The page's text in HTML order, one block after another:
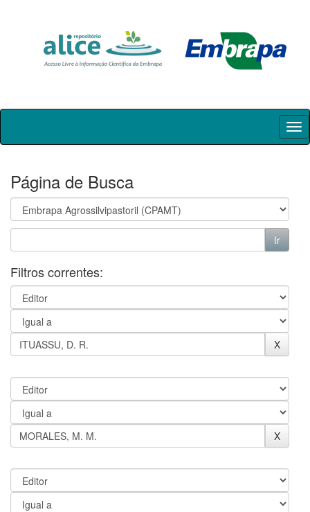
Skip
Página de Busca
Filtros correntes: